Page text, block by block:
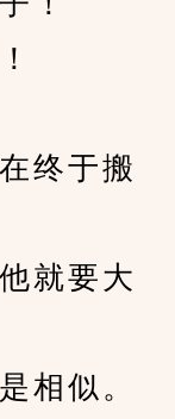
终于搬
就要大
似。